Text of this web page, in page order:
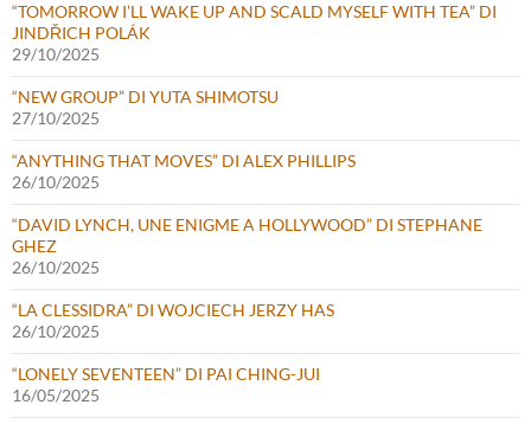
“TOMORROW I’LL WAKE UP AND SCALD MYSELF WITH TEA” DI
JINDŘICH POLÁK
29/10/2025
“NEW GROUP” DI YUTA SHIMOTSU
27/10/2025
“ANYTHING THAT MOVES” DI ALEX PHILLIPS
26/10/2025
“DAVID LYNCH, UNE ENIGME A HOLLYWOOD” DI STEPHANE
GHEZ
26/10/2025
“LA CLESSIDRA” DI WOJCIECH JERZY HAS
26/10/2025
“LONELY SEVENTEEN” DI PAI CHING-JUI
16/05/2025